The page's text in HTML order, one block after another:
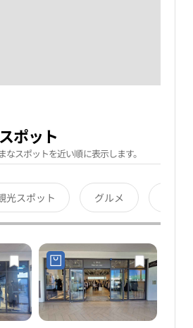
ポット
なスポットを近い順に表示します。
光スポット グルメ